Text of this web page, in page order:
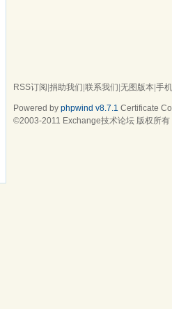
RSS订阅 捐助我们 联系我们 无图版本 手
Powered by phpwind v8.7.1 Certificate
©2003-2011 Exchange技术论坛 版权所